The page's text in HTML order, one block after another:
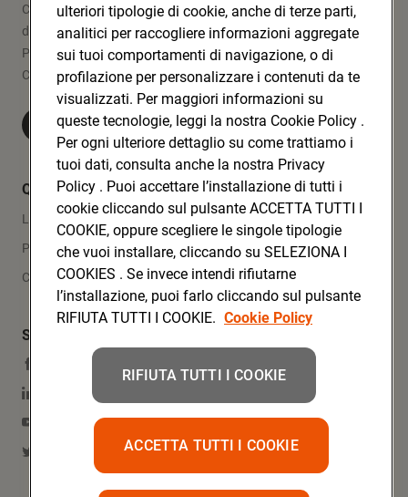
Codice Fiscale e Registro Imprese
di Bologna 00865960157
PARTITA IVA 03320960374
CONAD SOC. COOP.
Visita Conad.it
Quicklinks
Lavora con noi
Press Area
Contatti
Social Media
ulteriori tipologie di cookie, anche di terze parti,
analitici per raccogliere informazioni aggregate
sui tuoi comportamenti di navigazione, o di
profilazione per personalizzare i contenuti da te
visualizzati. Per maggiori informazioni su
queste tecnologie, leggi la nostra Cookie Policy .
Per ogni ulteriore dettaglio su come trattiamo i
tuoi dati, consulta anche la nostra Privacy
Policy . Puoi accettare l’installazione di tutti i
cookie cliccando sul pulsante ACCETTA TUTTI I
COOKIE, oppure scegliere le singole tipologie
che vuoi installare, cliccando su SELEZIONA I
COOKIES . Se invece intendi rifiutarne
l’installazione, puoi farlo cliccando sul pulsante
RIFIUTA TUTTI I COOKIE. Cookie Policy
RIFIUTA TUTTI I COOKIE
ACCETTA TUTTI I COOKIE